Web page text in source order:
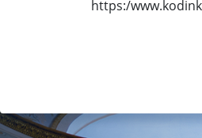
https:/